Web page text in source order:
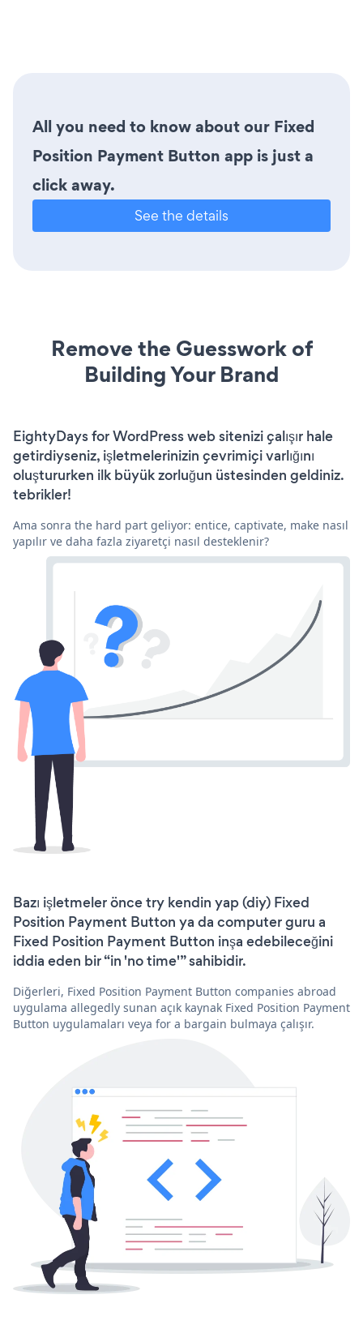
All you need to know about our Fixed
Position Payment Button app is just a
click away.
See the details
Remove the Guesswork of
Building Your Brand
EightyDays for WordPress web sitenizi çalışır hale
getirdiyseniz, işletmelerinizin çevrimiçi varlığını
oluştururken ilk büyük zorluğun üstesinden geldiniz.
tebrikler!
Ama sonra the hard part geliyor: entice, captivate, make nasıl
yapılır ve daha fazla ziyaretçi nasıl desteklenir?
Bazı işletmeler önce try kendin yap (diy) Fixed
Position Payment Button ya da computer guru a
Fixed Position Payment Button inşa edebileceğini
iddia eden bir “in 'no time'” sahibidir.
Diğerleri, Fixed Position Payment Button companies abroad
uygulama allegedly sunan açık kaynak Fixed Position Payment
Button uygulamaları veya for a bargain bulmaya çalışır.